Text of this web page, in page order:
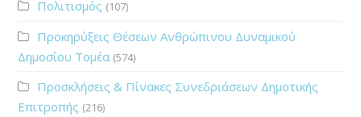
Πολιτισμός (107)
Προκηρύξεις Θέσεων Ανθρώπινου Δυναμικού
Δημοσίου Τομέα (574)
Προσκλήσεις & Πίνακες Συνεδριάσεων Δημοτικής
Επιτροπής (216)